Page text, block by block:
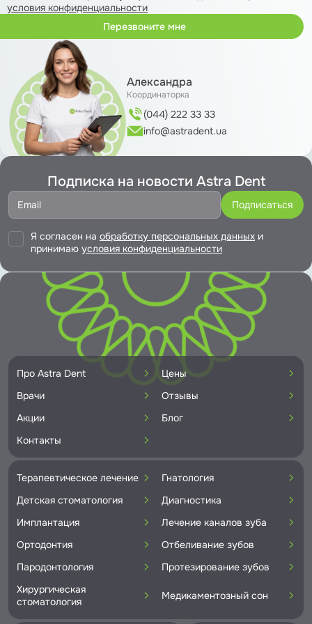
условия конфиденциальности
Александра
Координаторка
(044) 222 33 33
info@astradent.ua
Подписка на новости Astra Dent
Я согласен на обработку персональных данных и
принимаю условия конфиденциальности
Про Astra Dent
Цены
Врачи
Отзывы
Акции
Блог
Контакты
Терапевтическое лечение
Гнатология
Детская стоматология
Диагностика
Имплантация
Лечение каналов зуба
Ортодонтия
Отбеливание зубов
Пародонтология
Протезирование зубов
Хирургическая
стоматология
Медикаментозный сон